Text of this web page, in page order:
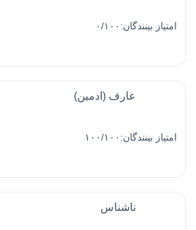
امتیاز بینندگان:۰/۱۰۰
عارف (ادمین)
امتیاز بینندگان:۱۰۰/۱۰۰
ناشناس